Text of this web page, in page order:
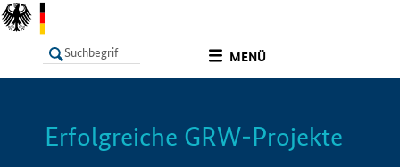
MENÜ
LISTE Info
Erfolgreiche GRW-Projekte